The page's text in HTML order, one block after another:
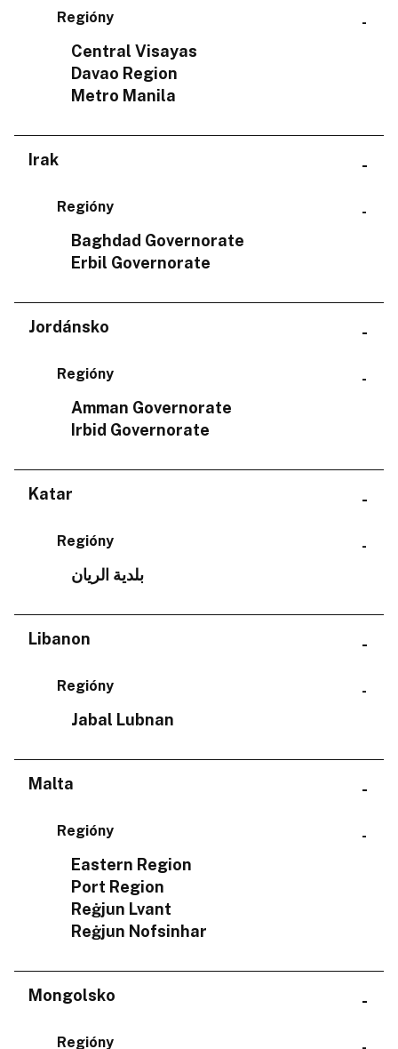
Regióny
Central Visayas
Davao Region
Metro Manila
Irak
Regióny
Baghdad Governorate
Erbil Governorate
Jordánsko
Regióny
Amman Governorate
Irbid Governorate
Katar
Regióny
بلدية الريان
Libanon
Regióny
Jabal Lubnan
Malta
Regióny
Eastern Region
Port Region
Reġjun Lvant
Reġjun Nofsinhar
Mongolsko
Regióny